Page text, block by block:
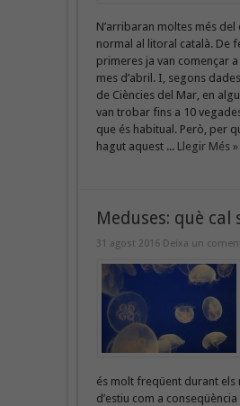
N’arribaran moltes més del
normal al litoral català. De
primeres ja van començar
mes d’abril. I, segons
de Ciències del Mar, en
van trobar fins a 10
que és habitual. Però, per
hagut aquest ... Llegir Més »
Meduses: què cal
31 agost 2016 Deixa un
és molt freqüent durant els
d’estiu com a